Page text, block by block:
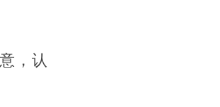
，认